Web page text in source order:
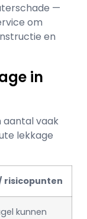
—
om
en
in
aantal vaak
lekkage
risicopunten
kunnen